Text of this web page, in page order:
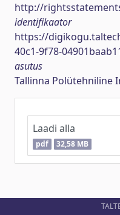
http://
identifikaator
https://
40c1-9f78-
asutus
Tallinna Polütehniline
Laadi alla
pdf 32,58 MB